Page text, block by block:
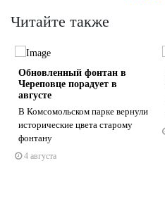
Читайте также
Обновленный фонтан в
Череповце порадует в
августе
В Комсомольском парке вернули
исторические цвета старому
фонтану
4 августа